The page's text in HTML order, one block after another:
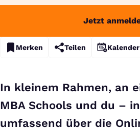
Jetzt
Merken Teilen Kalender
In kleinem Rahmen, an
MBA Schools und du –
umfassend über die